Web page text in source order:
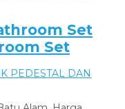
Set
Set
PEDESTAL DAN